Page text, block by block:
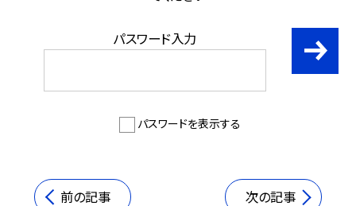
パスワード入力
パスワードを表示する
前の記事 次の記事